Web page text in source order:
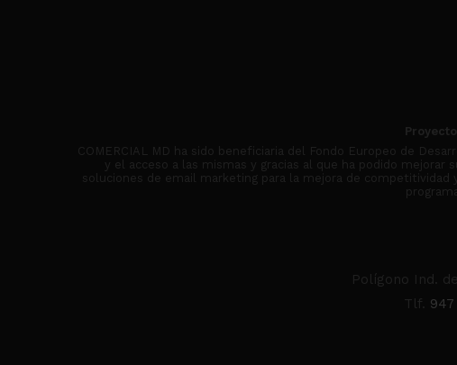
COMERCIAL MD ha sido beneficiaria del Fondo Europeo de
y el acceso a las mismas y gracias al que ha podido
soluciones de email marketing para la mejora de
Polígono Ind.
Tlf. 947